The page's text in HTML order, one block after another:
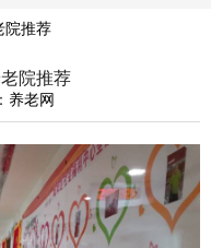
院推荐
院推荐
养老网